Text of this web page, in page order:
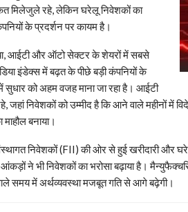
मिलेजुले रहे, लेकिन घरेलू निवेशकों का
के प्रदर्शन पर कायम है।
आईटी और ऑटो सेक्टर के शेयरों में सबसे
इंडेक्स में बढ़त के पीछे बड़ी कंपनियों के
सुधार को अहम वजह माना जा रहा है। आईटी
निवेशकों को उम्मीद है कि आने वाले महीनों में
बनाया।
निवेशकों (FII) की ओर से हुई खरीदारी और
आंकड़ों ने भी निवेशकों का भरोसा बढ़ाया है।
समय में अर्थव्यवस्था मजबूत गति से आगे बढ़ेगी।